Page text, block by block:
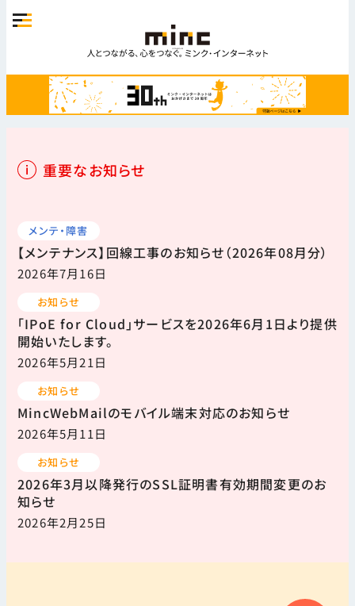
重要なお知らせ
メンテ・障害
2026年7月16日
【メンテナンス】回線工事のお知らせ（2026年08月分）
お知らせ
2026年5月21日
「IPoE for Cloud」サービスを2026年6月1日より提供
開始いたします。
お知らせ
2026年5月11日
MincWebMailのモバイル端末対応のお知らせ
お知らせ
2026年2月25日
2026年3月以降発行のSSL証明書有効期間変更のお
知らせ